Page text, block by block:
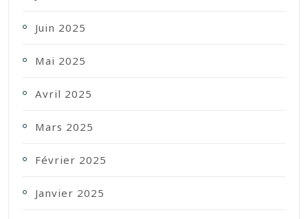
Juin 2025
Mai 2025
Avril 2025
Mars 2025
Février 2025
Janvier 2025